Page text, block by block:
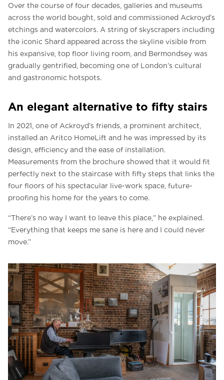
Over the course of four decades, galleries and museums
across the world bought, sold and commissioned Ackroyd’s
etchings and watercolors. A string of skyscrapers including
the iconic Shard appeared across the skyline visible from
his expansive, top floor living room, and Bermondsey was
gradually gentrified, becoming one of London’s cultural
and gastronomic hotspots.
An elegant alternative to fifty stairs
In 2021, one of Ackroyd’s friends, a prominent architect,
installed an Aritco HomeLift and he was impressed by its
design, efficiency and the ease of installation.
Measurements from the brochure showed that it would fit
perfectly next to the staircase with fifty steps that links the
four floors of his spectacular live-work space, future-
proofing his home for the years to come.
“There’s no way I want to leave this place,” he explained.
“Everything that keeps me sane is here and I could never
move.”